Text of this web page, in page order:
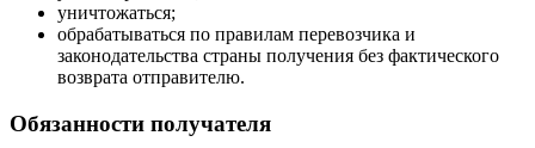
уничтожаться;
обрабатываться по правилам перевозчика и
законодательства страны получения без фактического
возврата отправителю.
Обязанности получателя